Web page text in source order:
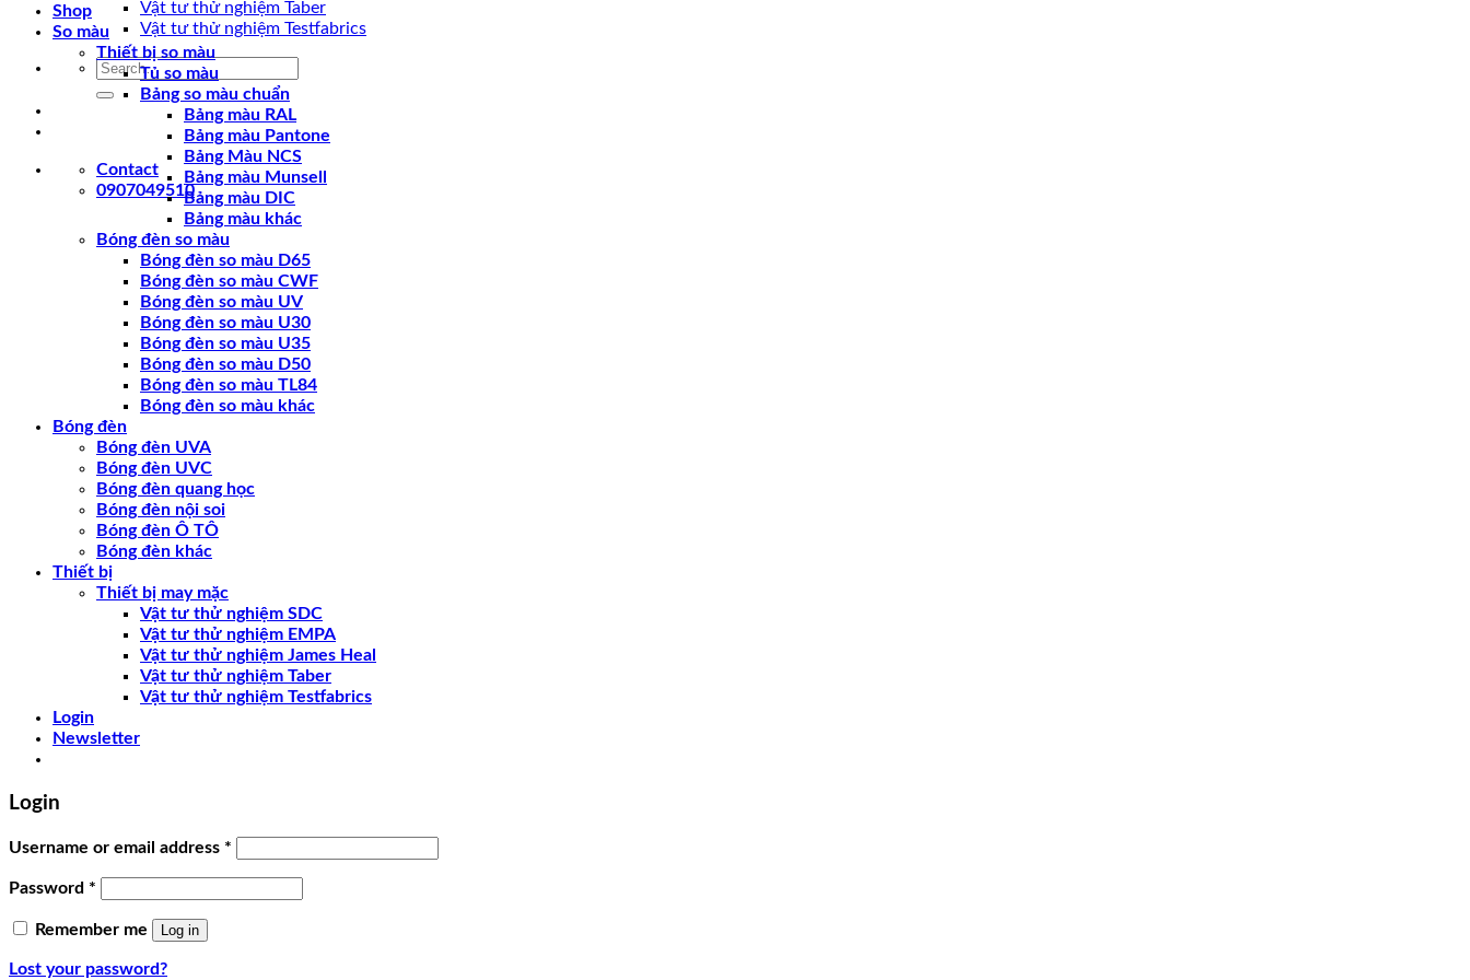
Vật tư thử nghiệm Taber
Vật tư thử nghiệm Testfabrics
Search
Contact
0907049510
Shop
So màu
Thiết bị so màu
Tủ so màu
Bảng so màu chuẩn
Bảng màu RAL
Bảng màu Pantone
Bảng Màu NCS
Bảng màu Munsell
Bảng màu DIC
Bảng màu khác
Bóng đèn so màu
Bóng đèn so màu D65
Bóng đèn so màu CWF
Bóng đèn so màu UV
Bóng đèn so màu U30
Bóng đèn so màu U35
Bóng đèn so màu D50
Bóng đèn so màu TL84
Bóng đèn so màu khác
Bóng đèn
Bóng đèn UVA
Bóng đèn UVC
Bóng đèn quang học
Bóng đèn nội soi
Bóng đèn Ô TÔ
Bóng đèn khác
Thiết bị
Thiết bị may mặc
Vật tư thử nghiệm SDC
Vật tư thử nghiệm EMPA
Vật tư thử nghiệm James Heal
Vật tư thử nghiệm Taber
Vật tư thử nghiệm Testfabrics
Login
Newsletter
Login
Username or email address *
Password *
Remember me Log in
Lost your password?